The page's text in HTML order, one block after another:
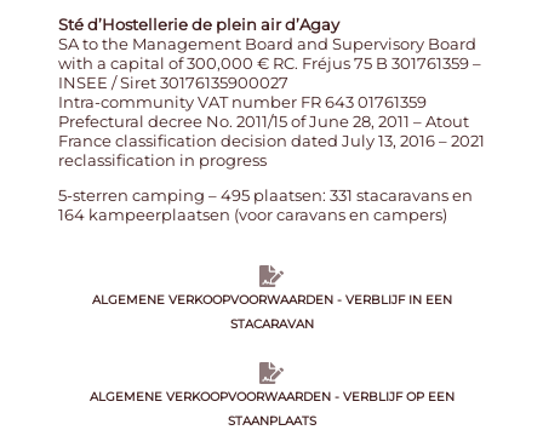
Sté d’Hostellerie de plein air d’Agay
SA to the Management Board and Supervisory Board
with a capital of 300,000 € RC. Fréjus 75 B 301761359 –
INSEE / Siret 30176135900027
Intra-community VAT number FR 643 01761359
Prefectural decree No. 2011/15 of June 28, 2011 – Atout
France classification decision dated July 13, 2016 – 2021
reclassification in progress
5-sterren camping – 495 plaatsen: 331 stacaravans en
164 kampeerplaatsen (voor caravans en campers)
ALGEMENE VERKOOPVOORWAARDEN - VERBLIJF IN EEN
STACARAVAN
ALGEMENE VERKOOPVOORWAARDEN - VERBLIJF OP EEN
STAANPLAATS